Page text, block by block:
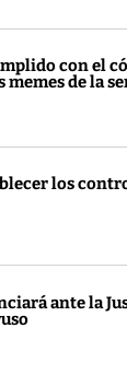
con el
de la
los
ante la